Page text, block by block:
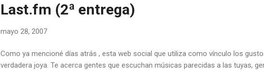
Last.fm (2ª entrega)
mayo 28, 2007
Como ya mencioné días atrás , esta web social que utiliza como vínculo los
verdadera joya. Te acerca gentes que escuchan músicas parecidas a las tuyas,